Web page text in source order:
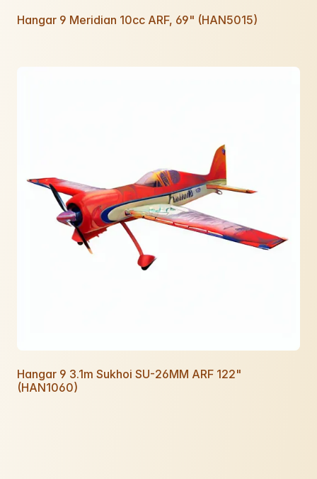
Hangar 9 Meridian 10cc ARF, 69" (HAN5015)
Hangar 9 3.1m Sukhoi SU-26MM ARF 122"
(HAN1060)